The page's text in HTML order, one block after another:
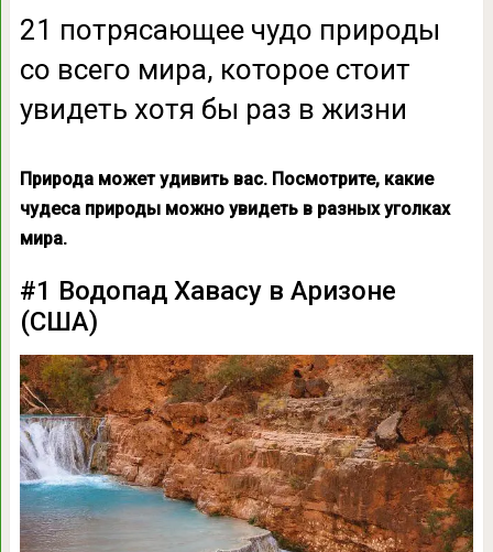
21 потрясающее чудо природы
со всего мира, которое стоит
увидеть хотя бы раз в жизни
Природа может удивить вас. Посмотрите, какие
чудеса природы можно увидеть в разных уголках
мира.
#1 Водопад Хавасу в Аризоне
(США)